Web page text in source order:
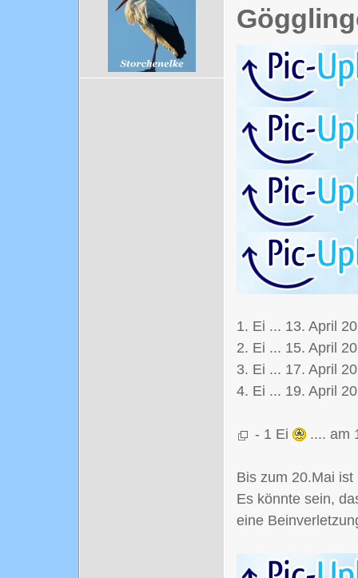
1. Ei ... 13. April
2. Ei ... 15. April
3. Ei ... 17. April
4. Ei ... 19. April
- 1 Ei .... am
Bis zum 20.Mai
Es könnte sein,
eine